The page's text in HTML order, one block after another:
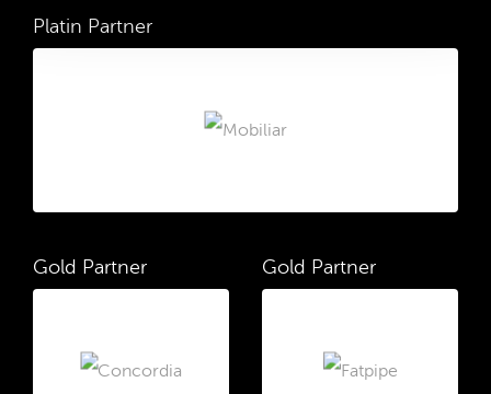
Platin Partner
Gold Partner Gold Partner